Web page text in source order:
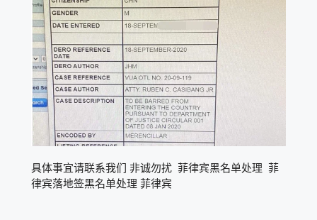
具体事宜请联系我们 非诚勿扰 菲律宾黑名单处理 菲
律宾落地签黑名单处理 菲律宾